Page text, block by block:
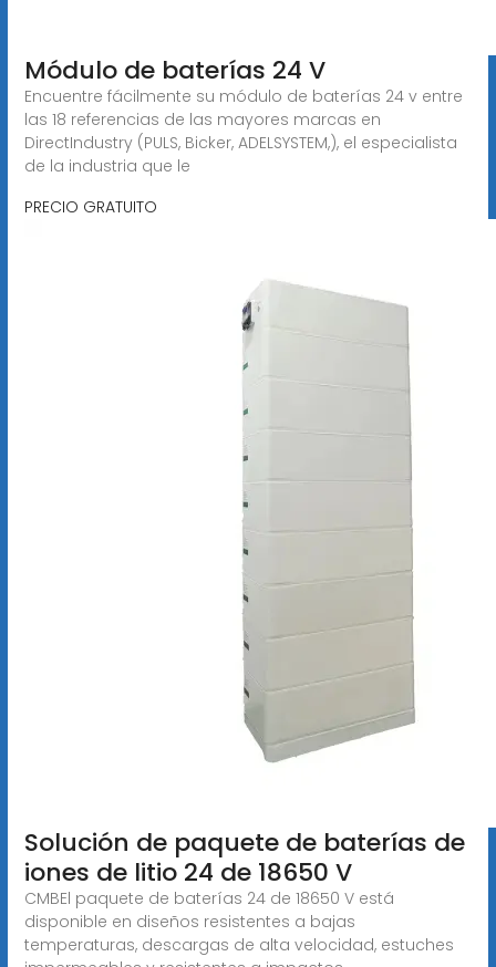
Módulo de baterías 24 V
Encuentre fácilmente su módulo de baterías 24 v entre
las 18 referencias de las mayores marcas en
DirectIndustry (PULS, Bicker, ADELSYSTEM,), el especialista
de la industria que le
PRECIO GRATUITO
Solución de paquete de baterías de
iones de litio 24 de 18650 V
CMBEl paquete de baterías 24 de 18650 V está
disponible en diseños resistentes a bajas
temperaturas, descargas de alta velocidad, estuches